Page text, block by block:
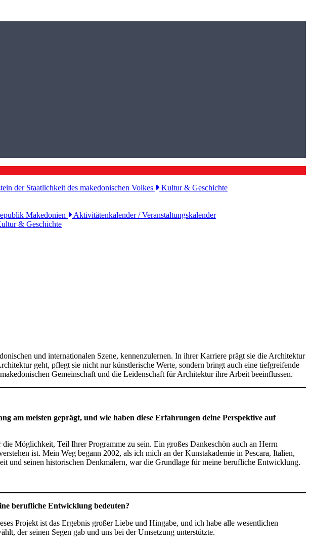
der Staatlichkeit des makedonischen Volkes
Kultur & Geschichte
Makedonien
Aktivitätenkalender / Veranstaltungskalender
& Geschichte
und internationalen Szene, kennenzulernen. In ihrer Karriere prägt sie die Architektur
geht, pflegt sie nicht nur künstlerische Werte, sondern bringt auch eine tiefgreifende
Gemeinschaft und die Leidenschaft für Architektur ihre Arbeit beeinflussen.
am meisten geprägt, und wie haben diese Erfahrungen deine Perspektive auf
Möglichkeit, Teil Ihrer Programme zu sein. Ein großes Dankeschön auch an Herrn
ist. Mein Weg begann 2002, als ich mich an der Kunstakademie in Pescara, Italien,
und seinen historischen Denkmälern, war die Grundlage für meine berufliche Entwicklung.
berufliche Entwicklung bedeuten?
Projekt ist das Ergebnis großer Liebe und Hingabe, und ich habe alle wesentlichen
der seinen Segen gab und uns bei der Umsetzung unterstützte.